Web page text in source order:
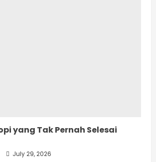
yang Tak Pernah Selesai
July 29, 2026